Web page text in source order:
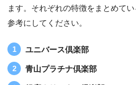
ます。それぞれの特徴をまとめて
参考にしてください。
ユニバース倶楽部
青山プラチナ倶楽部